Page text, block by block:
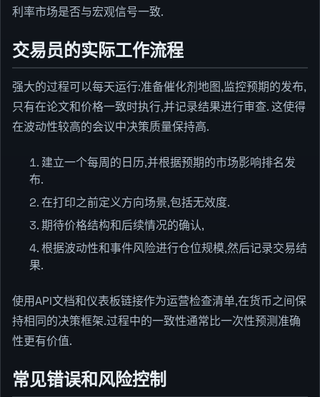
利率市场是否与宏观信号一致.
交易员的实际工作流程
强大的过程可以每天运行:准备催化剂地图,监控预期的发布,
只有在论文和价格一致时执行,并记录结果进行审查. 这使得
在波动性较高的会议中决策质量保持高.
建立一个每周的日历,并根据预期的市场影响排名发
布.
在打印之前定义方向场景,包括无效度.
期待价格结构和后续情况的确认,
根据波动性和事件风险进行仓位规模,然后记录交易结
果.
使用API文档和仪表板链接作为运营检查清单,在货币之间保
持相同的决策框架.过程中的一致性通常比一次性预测准确
性更有价值.
常见错误和风险控制